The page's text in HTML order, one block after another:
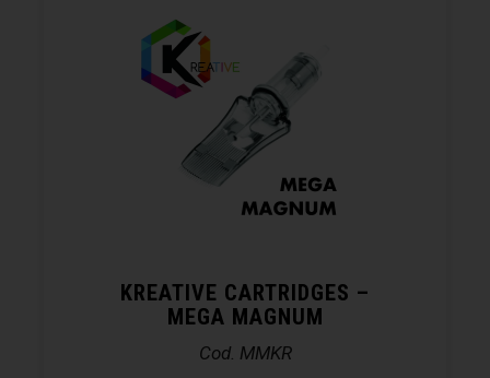
KREATIVE CARTRIDGES –
MEGA MAGNUM
Cod. MMKR